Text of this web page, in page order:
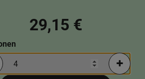
29,15 €
verringern (aktuell 4 Portionen